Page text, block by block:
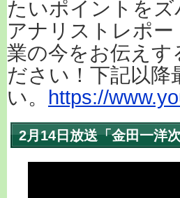
たいポイントを
アナリストレポ
業の今をお伝え
ださい！下記以
い。 https://
2月14日放送「金田一洋